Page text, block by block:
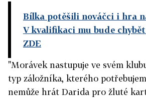
Bílka potěšili nováčci i hra
V kvalifikaci mu bude
ZDE
"Morávek nastupuje ve svém
typ záložníka, kterého
nemůže hrát Darida pro žluté